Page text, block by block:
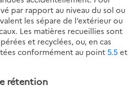
par rapport au niveau du sol ou
les sépare de l’extérieur ou
Les matières recueillies sont
et recyclées, ou, en cas
conformément au point5.5 et
rétention